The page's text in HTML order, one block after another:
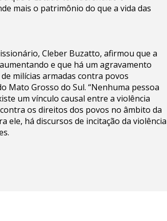
mais o patrimônio do que a vida das
Cleber Buzatto, afirmou que a
e que há um agravamento
milícias armadas contra povos
Mato Grosso do Sul. “Nenhuma pessoa
um vínculo causal entre a violência
os direitos dos povos no âmbito da
ele, há discursos de incitação da violência